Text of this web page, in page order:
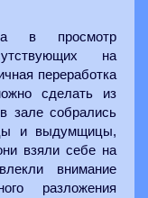
в просмотр
на
переработка
сделать из
зале собрались
и выдумщицы,
взяли себе на
внимание
разложения